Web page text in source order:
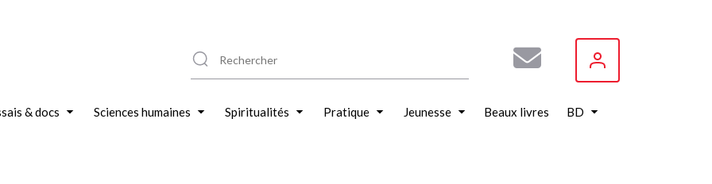
& docs Sciences humaines Spiritualités Pratique Jeunesse Beaux livres BD